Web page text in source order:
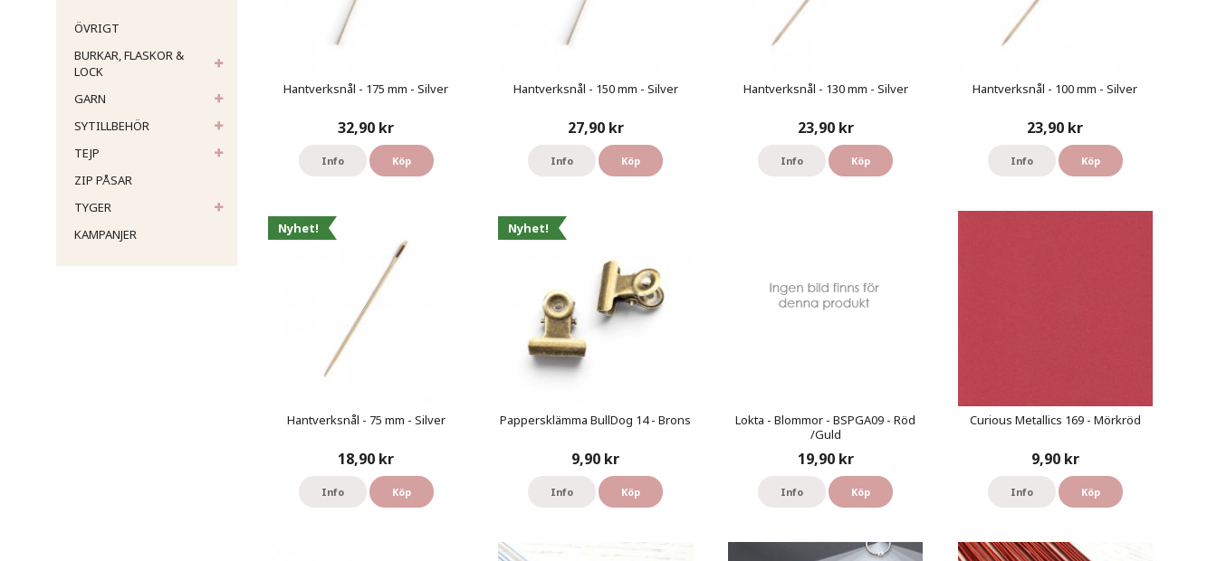
ÖVRIGT
BURKAR, FLASKOR &
LOCK
GARN
SYTILLBEHÖR
TEJP
ZIP PÅSAR
TYGER
KAMPANJER
Hantverksnål - 175 mm - Silver
32,90 kr
Info Köp
Hantverksnål - 150 mm - Silver
27,90 kr
Info Köp
Hantverksnål - 130 mm - Silver
23,90 kr
Info Köp
Hantverksnål - 100 mm - Silver
23,90 kr
Info Köp
Nyhet!
Hantverksnål - 75 mm - Silver
18,90 kr
Info Köp
Nyhet!
Pappersklämma BullDog 14 - Brons
9,90 kr
Info Köp
Lokta - Blommor - BSPGA09 - Röd
/Guld
19,90 kr
Info Köp
Curious Metallics 169 - Mörkröd
9,90 kr
Info Köp